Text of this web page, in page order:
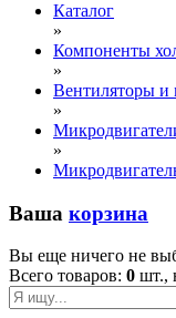
Каталог
»
Компоненты
»
Вентиляторы и
»
»
Ваша корзина
Вы еще ничего не
Всего товаров: 0 шт.,